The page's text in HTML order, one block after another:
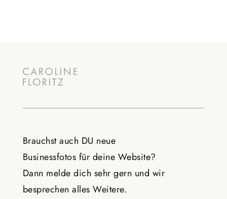
Brauchst auch DU neue
Businessfotos für deine Website?
Dann melde dich sehr gern und wir
besprechen alles Weitere.